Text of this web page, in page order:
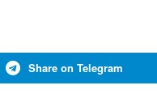
Share on Telegram